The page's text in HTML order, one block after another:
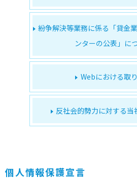
紛争解決等業務に係る 「貸金
ンターの公表」 に
Webにおける取
反社会的勢力に対する当
個人情報保護宣言